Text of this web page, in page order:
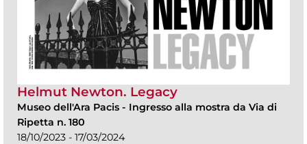
Helmut Newton. Legacy
Museo dell'Ara Pacis - Ingresso alla mostra da Via di
Ripetta n. 180
18/10/2023 - 17/03/2024